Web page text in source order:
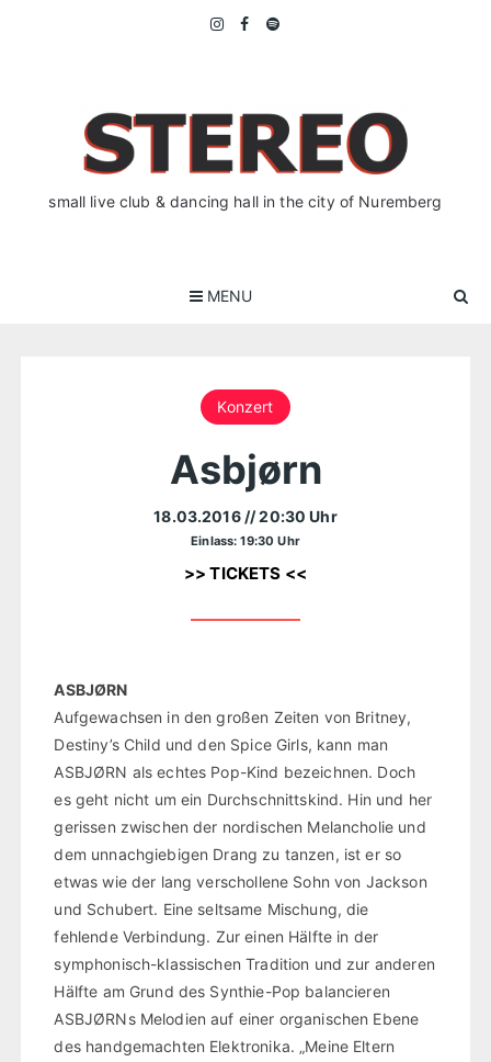
small live club & dancing hall in the city of Nuremberg
MENU
Konzert
Asbjørn
18.03.2016 // 20:30 Uhr
Einlass: 19:30 Uhr
>> TICKETS <<
ASBJØRN
Aufgewachsen in den großen Zeiten von Britney,
Destiny’s Child und den Spice Girls, kann man
ASBJØRN als echtes Pop-Kind bezeichnen. Doch
es geht nicht um ein Durchschnittskind. Hin und her
gerissen zwischen der nordischen Melancholie und
dem unnachgiebigen Drang zu tanzen, ist er so
etwas wie der lang verschollene Sohn von Jackson
und Schubert. Eine seltsame Mischung, die
fehlende Verbindung. Zur einen Hälfte in der
symphonisch-klassischen Tradition und zur anderen
Hälfte am Grund des Synthie-Pop balancieren
ASBJØRNs Melodien auf einer organischen Ebene
des handgemachten Elektronika. „Meine Eltern